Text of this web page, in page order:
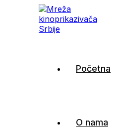
SrbijePočetna
O nama